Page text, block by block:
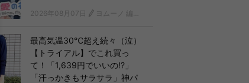
2026年08月07日 ヨムーノ 編集部 韓国ドラマチーム
最高気温30℃超え続々（泣）
【トライアル】でこれ買っ
て！「1,639円でいいの!?」
「汗っかきもサラサラ」神パ